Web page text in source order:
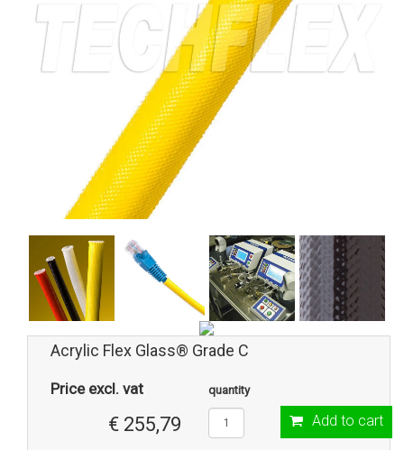
Acrylic Flex Glass® Grade C
Price excl. vat
€ 255,79
quantity
Add to cart